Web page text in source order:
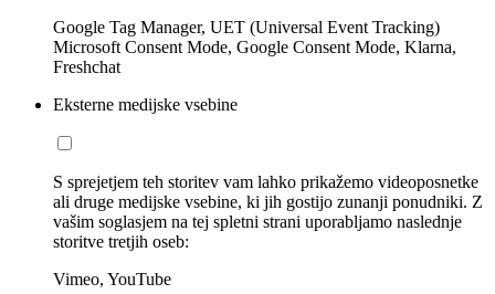
Google Tag Manager, UET (Universal Event Tracking)
Microsoft Consent Mode, Google Consent Mode, Klarna,
Freshchat
Eksterne medijske vsebine
S sprejetjem teh storitev vam lahko prikažemo videoposnetke
ali druge medijske vsebine, ki jih gostijo zunanji ponudniki. Z
vašim soglasjem na tej spletni strani uporabljamo naslednje
storitve tretjih oseb:
Vimeo, YouTube